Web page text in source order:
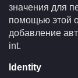
значения для
помощью этой
добавление
int.
Identity